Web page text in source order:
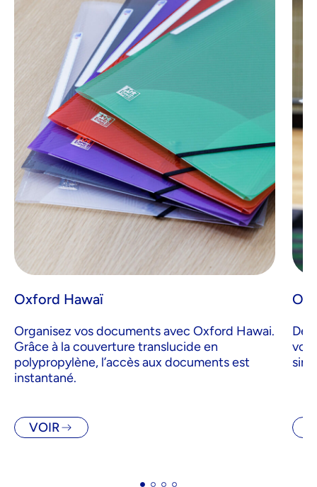
Oxford Hawaï
Organisez vos documents avec Oxford Hawai.
Grâce à la couverture translucide en
polypropylène, l’accès aux documents est
instantané.
VOIR